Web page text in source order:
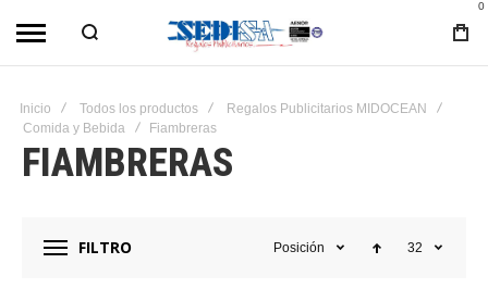
0
Inicio Todos los productos
Regalos Publicitarios MIDOCEAN
Comida y Bebida
Fiambreras
FIAMBRERAS
FILTRO Posición 32